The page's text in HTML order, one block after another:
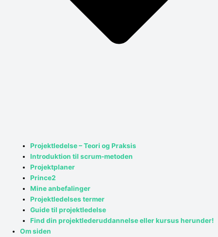
Projektledelse – Teori og Praksis
Introduktion til scrum-metoden
Projektplaner
Prince2
Mine anbefalinger
Projektledelses termer
Guide til projektledelse
Find din projektlederuddannelse eller kursus herunder!
Om siden